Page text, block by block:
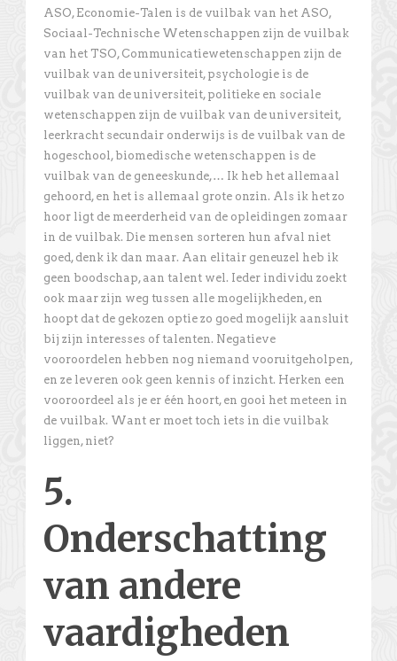
ASO, Economie-Talen is de vuilbak van het ASO,
Sociaal-Technische Wetenschappen zijn de vuilbak
van het TSO, Communicatiewetenschappen zijn de
vuilbak van de universiteit, psychologie is de
vuilbak van de universiteit, politieke en sociale
wetenschappen zijn de vuilbak van de universiteit,
leerkracht secundair onderwijs is de vuilbak van de
hogeschool, biomedische wetenschappen is de
vuilbak van de geneeskunde,… Ik heb het allemaal
gehoord, en het is allemaal grote onzin. Als ik het zo
hoor ligt de meerderheid van de opleidingen zomaar
in de vuilbak. Die mensen sorteren hun afval niet
goed, denk ik dan maar. Aan elitair geneuzel heb ik
geen boodschap, aan talent wel. Ieder individu zoekt
ook maar zijn weg tussen alle mogelijkheden, en
hoopt dat de gekozen optie zo goed mogelijk aansluit
bij zijn interesses of talenten. Negatieve
vooroordelen hebben nog niemand vooruitgeholpen,
en ze leveren ook geen kennis of inzicht. Herken een
vooroordeel als je er één hoort, en gooi het meteen in
de vuilbak. Want er moet toch iets in die vuilbak
liggen, niet?
5.
Onderschatting
van andere
vaardigheden